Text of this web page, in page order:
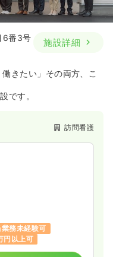
6番3号
施設詳細
きたい」その両方、こ
です。
訪問看護
業務未経験可
円以上可